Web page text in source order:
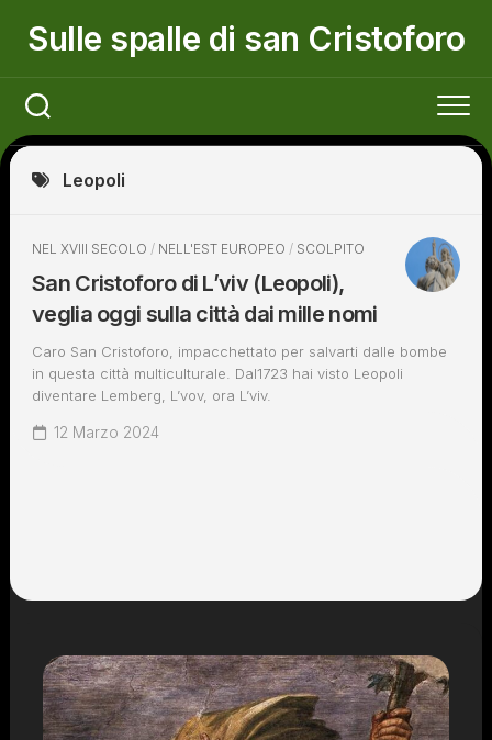
Sulle spalle di san Cristoforo
Leopoli
NEL XVIII SECOLO / NELL'EST EUROPEO / SCOLPITO
San Cristoforo di L’viv (Leopoli),
veglia oggi sulla città dai mille nomi
Caro San Cristoforo, impacchettato per salvarti dalle bombe
in questa città multiculturale. Dal1723 hai visto Leopoli
diventare Lemberg, L’vov, ora L’viv.
12 Marzo 2024